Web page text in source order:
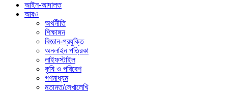
আইন-আদালত
আরও
অর্থনীতি
শিক্ষাঙ্গন
বিজ্ঞান-প্রযুক্তি
অনলাইন পত্রিকা
লাইফস্টাইল
কৃষি ও পরিবেশ
গণমাধ্যম
মতামত/লেখালেখি